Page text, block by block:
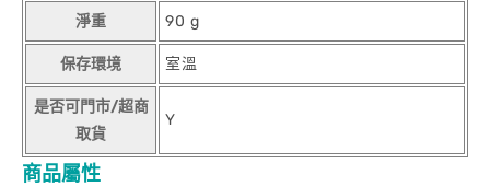
淨重 90 g
保存環境 室溫
是否可門市/超商
取貨
Y
商品屬性